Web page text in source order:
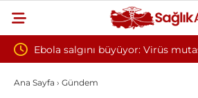
Virüs mutasyona Yılın ilk 6
Ana Sayfa › Gündem